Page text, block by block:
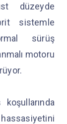
düzeyde
sistemle
sürüş
motoru